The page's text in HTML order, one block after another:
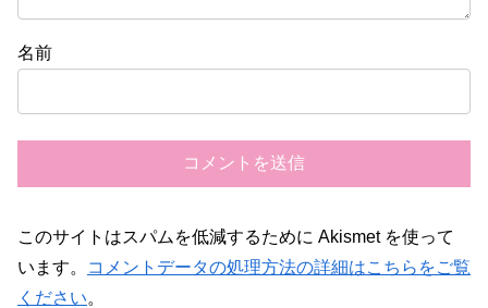
名前
このサイトはスパムを低減するために Akismet を使って
います。
コメントデータの処理方法の詳細はこちらをご覧
ください。